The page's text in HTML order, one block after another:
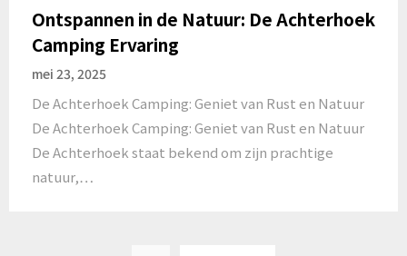
Ontspannen in de Natuur: De Achterhoek
Camping Ervaring
mei 23, 2025
De Achterhoek Camping: Geniet van Rust en Natuur
De Achterhoek Camping: Geniet van Rust en Natuur
De Achterhoek staat bekend om zijn prachtige
natuur,…